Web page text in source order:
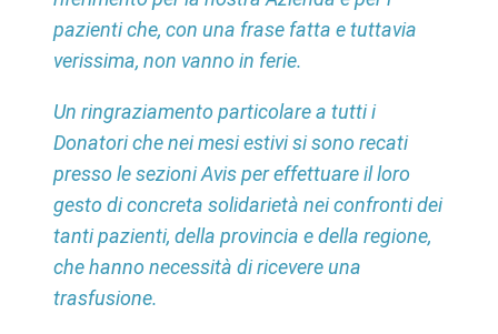
pazienti che, con una frase fatta e tuttavia
verissima, non vanno in ferie.
Un ringraziamento particolare a tutti i
Donatori che nei mesi estivi si sono recati
presso le sezioni Avis per effettuare il loro
gesto di concreta solidarietà nei confronti dei
tanti pazienti, della provincia e della regione,
che hanno necessità di ricevere una
trasfusione.